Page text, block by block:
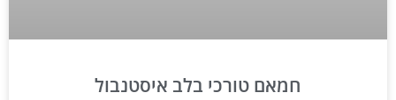
חמאם טורכי בלב איסטנבול